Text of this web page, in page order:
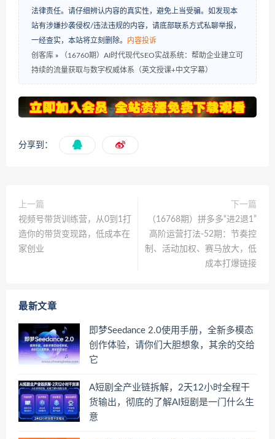
法律责任。请仔细辨认内容的真实性，避免上当受骗。如发现本
站有涉嫌抄袭侵权/违法违规的内容，请底部联系方式私聊举报，
一经查实，本站将立刻删除。 内容投诉
创客库 »
（16760期）AI时代现代SEO实战系统：帮助企业建立可
持续的流量获取与数字权威体系（英文授课+中文字幕）
分享到：
上一篇
视频号带货训练营，从0到1打
造你的带货变现路，低成本在
家创业
下一篇
（16768期）拼多多“进2退1”
高阶运营打法-52期：节奏控
制、活动加权、赛马放大，低
成本打爆链接
最新文章
即梦Seedance 2.0使用手册，全新多模态
创作体验，请你们大胆想象，其余的交给
它
A短剧全产业链拆解，2天12小时全程干
货输出，彻底的了解AI短剧是一门什么生
意